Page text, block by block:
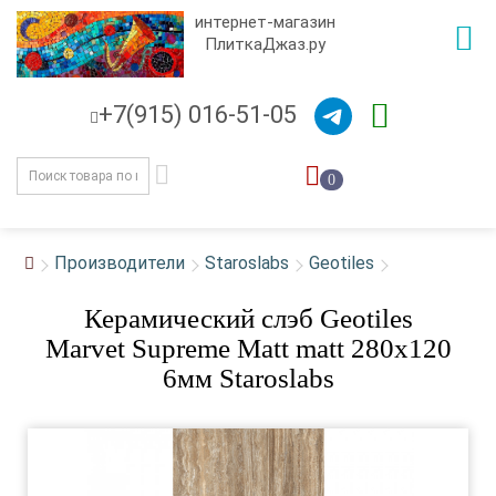
интернет-магазин
ПлиткаДжаз.ру
+7(915) 016-51-05
0
Производители Staroslabs Geotiles
Керамический слэб Geotiles
Marvet Supreme Matt matt 280x120
6мм Staroslabs